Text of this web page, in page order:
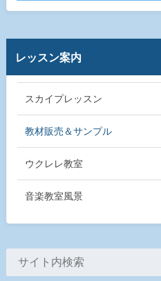
レッスン案内
スカイプレッスン
教材販売＆サンプル
ウクレレ教室
音楽教室風景